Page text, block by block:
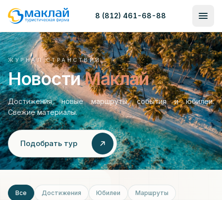
8 (812) 461-68-88
ЖУРНАЛ СТРАНСТВИЙ
НовостиМаклай
Достижения, новые маршруты, события и юбилеи.
Свежие материалы.
Подобрать тур
Все Достижения Юбилеи Маршруты